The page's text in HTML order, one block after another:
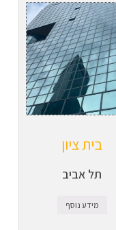
בית ציון
תל אביב
מידע נוסף